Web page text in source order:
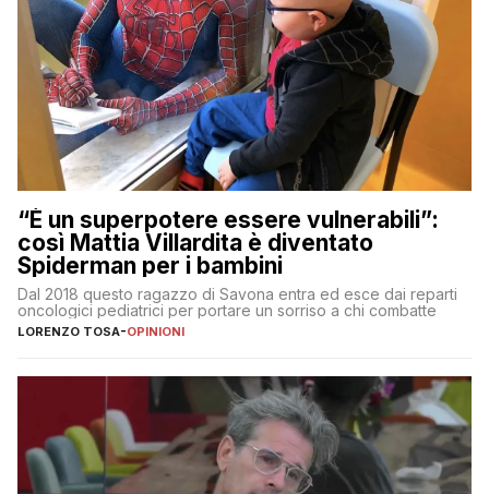
“È un superpotere essere vulnerabili”:
così Mattia Villardita è diventato
Spiderman per i bambini
Dal 2018 questo ragazzo di Savona entra ed esce dai reparti
oncologici pediatrici per portare un sorriso a chi combatte
LORENZO TOSA-OPINIONI